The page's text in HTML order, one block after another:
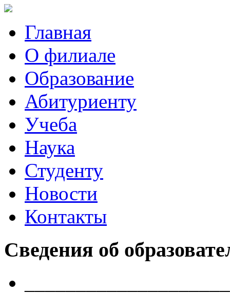
Главная
О филиале
Образование
Абитуриенту
Учеба
Наука
Студенту
Новости
Контакты
Сведения об